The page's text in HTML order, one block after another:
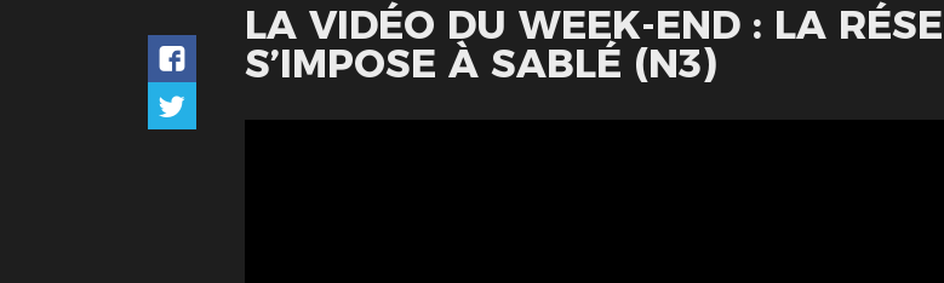
LA VIDÉO DU WEEK-END : LA
S’IMPOSE À SABLÉ (N3)